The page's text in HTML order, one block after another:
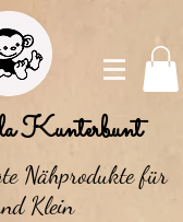
Kunterbunt
Nähprodukte für
Klein